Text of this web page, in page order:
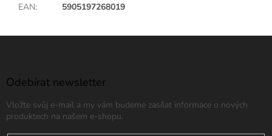
EAN: 5905197268019
Z
Odebírat newsletter
Vložte svůj e-mail a my vám budeme zasílat informace o nových
produktech na našem e-shopu.